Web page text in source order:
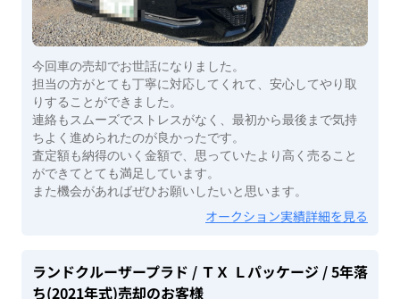
今回車の売却でお世話になりました。
担当の方がとても丁寧に対応してくれて、安心してやり取
りすることができました。
連絡もスムーズでストレスがなく、最初から最後まで気持
ちよく進められたのが良かったです。
査定額も納得のいく金額で、思っていたより高く売ること
ができてとても満足しています。
また機会があればぜひお願いしたいと思います。
オークション実績詳細を見る
ランドクルーザープラド / ＴＸ Ｌパッケージ / 5年落
ち(2021年式)売却のお客様